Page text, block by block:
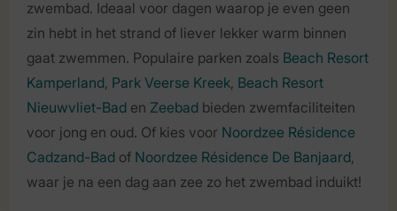
zwembad. Ideaal voor dagen waarop je even geen
zin hebt in het strand of liever lekker warm binnen
gaat zwemmen. Populaire parken zoals Beach Resort
Kamperland, Park Veerse Kreek, Beach Resort
Nieuwvliet-Bad en Zeebad bieden zwemfaciliteiten
voor jong en oud. Of kies voor Noordzee Résidence
Cadzand-Bad of Noordzee Résidence De Banjaard,
waar je na een dag aan zee zo het zwembad induikt!